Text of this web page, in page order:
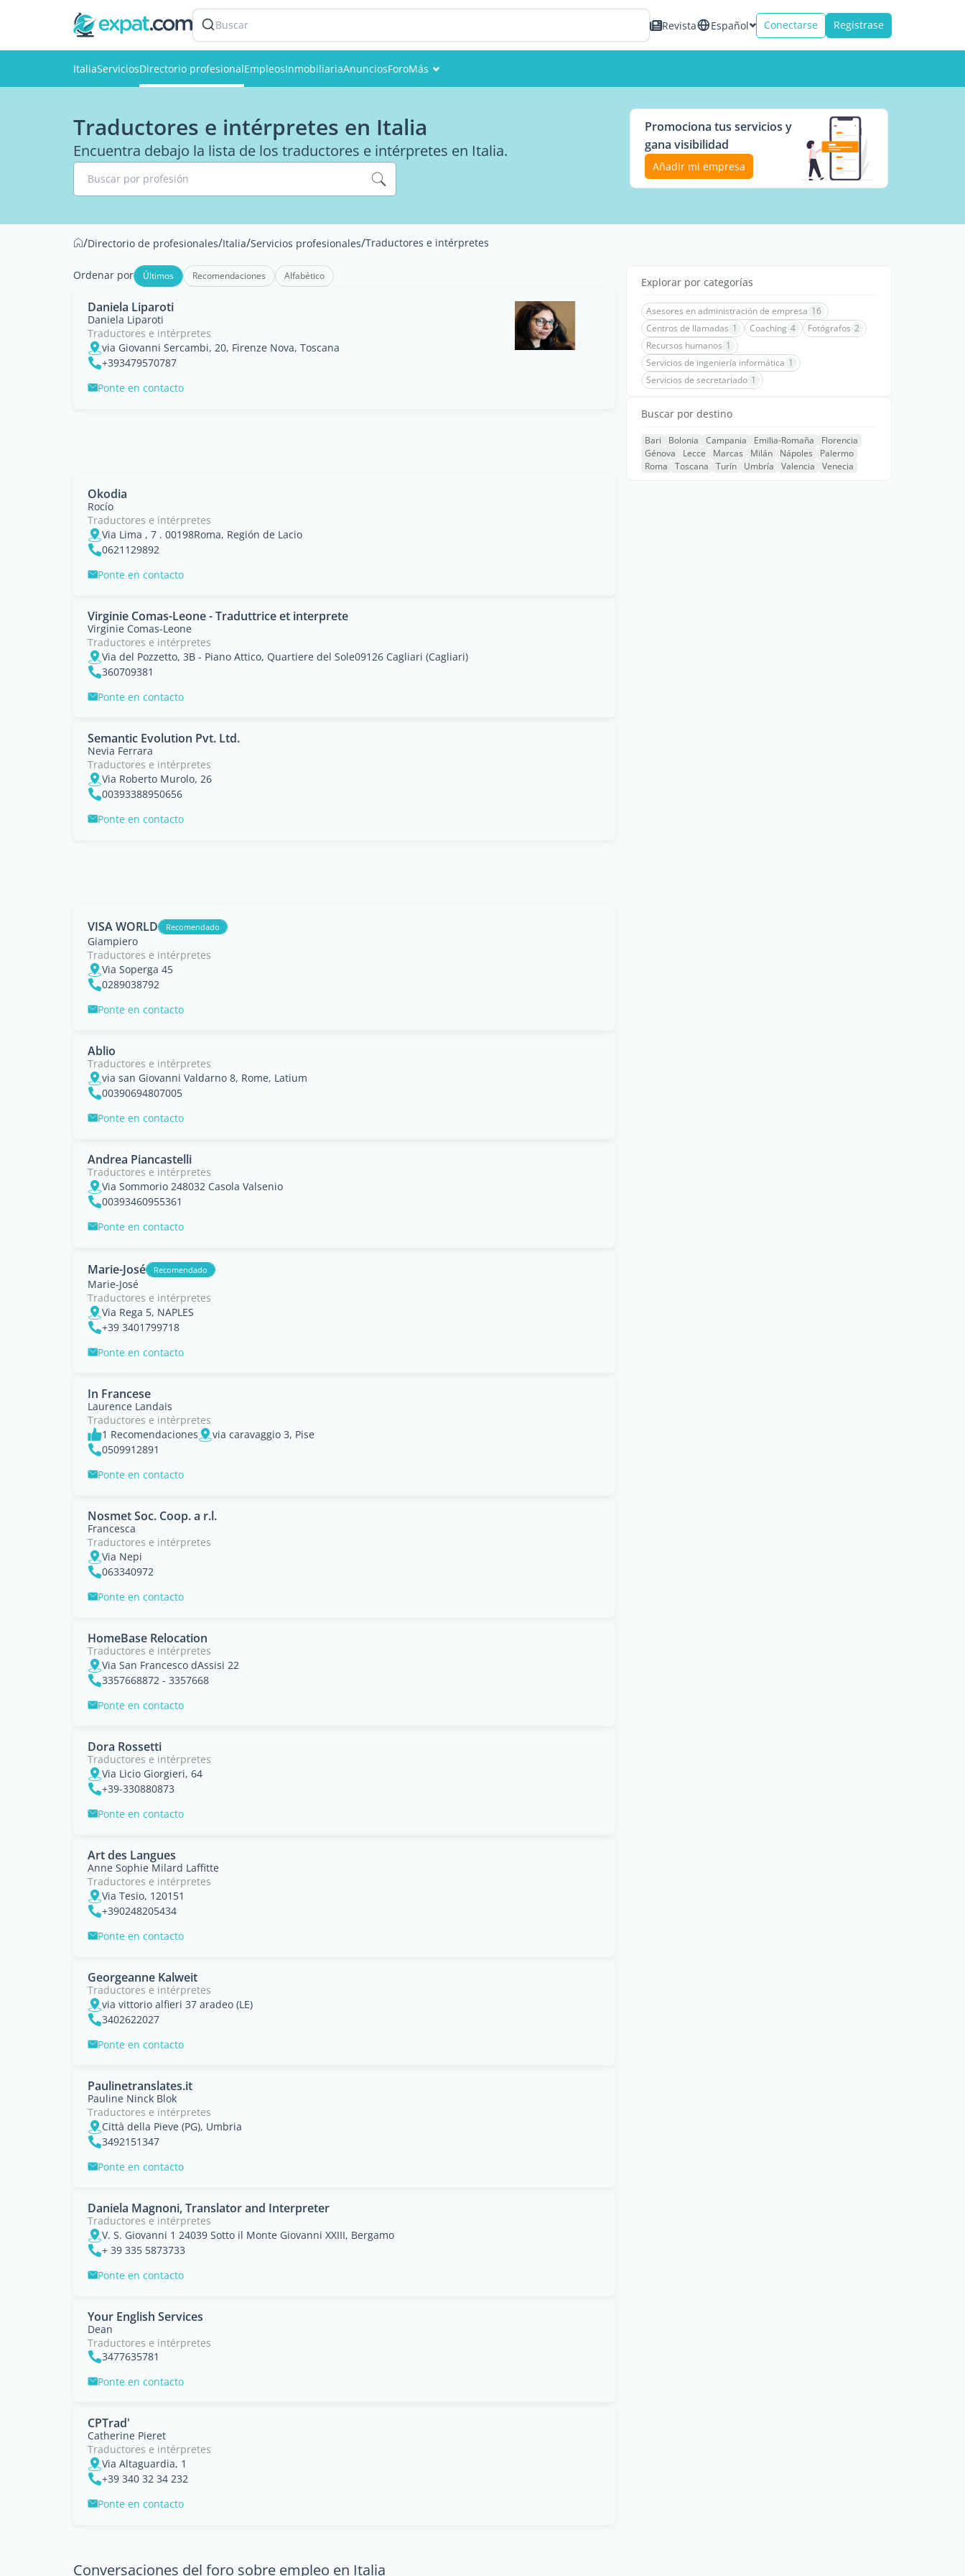
Buscar Revista Español Conectarse Registrase
ItaliaServiciosDirectorio profesionalEmpleosInmobiliariaAnunciosForoMás
Miembros
Traductores e intérpretes en Italia
Encuentra debajo la lista de los traductores e intérpretes en Italia.
Buscar por profesión
Promociona tus servicios y
gana visibilidad
Añadir mi empresa
/Directorio de profesionales/Italia/Servicios profesionales/Traductores e intérpretes
Ordenar por Últimos Recomendaciones Alfabético
Daniela Liparoti
Daniela Liparoti
Traductores e intérpretes
via Giovanni Sercambi, 20, Firenze Nova, Toscana
+393479570787
Ponte en contacto
Okodia
Rocío
Traductores e intérpretes
Via Lima , 7 . 00198Roma, Región de Lacio
0621129892
Ponte en contacto
Virginie Comas-Leone - Traduttrice et interprete
Virginie Comas-Leone
Traductores e intérpretes
Via del Pozzetto, 3B - Piano Attico, Quartiere del Sole09126 Cagliari (Cagliari)
360709381
Ponte en contacto
Semantic Evolution Pvt. Ltd.
Nevia Ferrara
Traductores e intérpretes
Via Roberto Murolo, 26
00393388950656
Ponte en contacto
VISA WORLD Recomendado
Giampiero
Traductores e intérpretes
Via Soperga 45
0289038792
Ponte en contacto
Ablio
Traductores e intérpretes
via san Giovanni Valdarno 8, Rome, Latium
00390694807005
Ponte en contacto
Andrea Piancastelli
Traductores e intérpretes
Via Sommorio 248032 Casola Valsenio
00393460955361
Ponte en contacto
Marie-José Recomendado
Marie-José
Traductores e intérpretes
Via Rega 5, NAPLES
+39 3401799718
Ponte en contacto
In Francese
Laurence Landais
Traductores e intérpretes
1 Recomendaciones
via caravaggio 3, Pise
0509912891
Ponte en contacto
Nosmet Soc. Coop. a r.l.
Francesca
Traductores e intérpretes
Via Nepi
063340972
Ponte en contacto
HomeBase Relocation
Traductores e intérpretes
Via San Francesco dAssisi 22
3357668872 - 3357668
Ponte en contacto
Dora Rossetti
Traductores e intérpretes
Via Licio Giorgieri, 64
+39-330880873
Ponte en contacto
Art des Langues
Anne Sophie Milard Laffitte
Traductores e intérpretes
Via Tesio, 120151
+390248205434
Ponte en contacto
Georgeanne Kalweit
Traductores e intérpretes
via vittorio alfieri 37 aradeo (LE)
3402622027
Ponte en contacto
Paulinetranslates.it
Pauline Ninck Blok
Traductores e intérpretes
Città della Pieve (PG), Umbria
3492151347
Ponte en contacto
Daniela Magnoni, Translator and Interpreter
Traductores e intérpretes
V. S. Giovanni 1 24039 Sotto il Monte Giovanni XXIII, Bergamo
+ 39 335 5873733
Ponte en contacto
Your English Services
Dean
Traductores e intérpretes
3477635781
Ponte en contacto
CPTrad'
Catherine Pieret
Traductores e intérpretes
Via Altaguardia, 1
+39 340 32 34 232
Ponte en contacto
Explorar por categorías
Asesores en administración de empresa 16
Centros de llamadas 1 Coaching 4 Fotógrafos 2
Recursos humanos 1
Servicios de ingeniería informática 1
Servicios de secretariado 1
Buscar por destino
Bari Bolonia Campania Emilia-Romaña
Florencia
Génova
Lecce Marcas Milán Nápoles
Palermo
Roma
Toscana Turín Umbría Valencia Venecia
Conversaciones del foro sobre empleo en Italia